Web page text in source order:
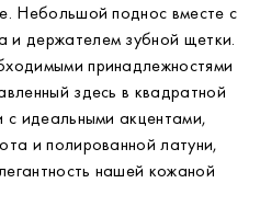
Небольшой поднос вместе с
держателем зубной щетки.
принадлежностями
здесь в квадратной
идеальными акцентами,
и полированной латуни,
нашей кожаной